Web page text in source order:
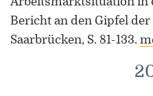
Bericht an den Gipfel
Saarbrücken, S. 81-133.